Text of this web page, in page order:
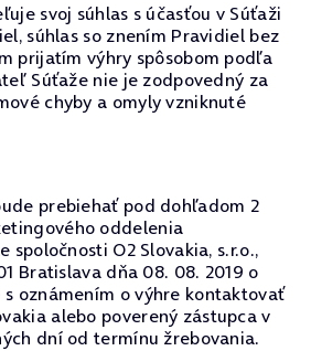
svoj súhlas s účasťou v Súťaži
súhlas so znením Pravidiel bez
prijatím výhry spôsobom podľa
Súťaže nie je zodpovedný za
chyby a omyly vzniknuté
prebiehať pod dohľadom 2
oddelenia
spoločnosti O2 Slovakia, s.r.o.,
Bratislava dňa 08. 08. 2019 o
s oznámením o výhre kontaktovať
alebo poverený zástupca v
dní od termínu žrebovania.